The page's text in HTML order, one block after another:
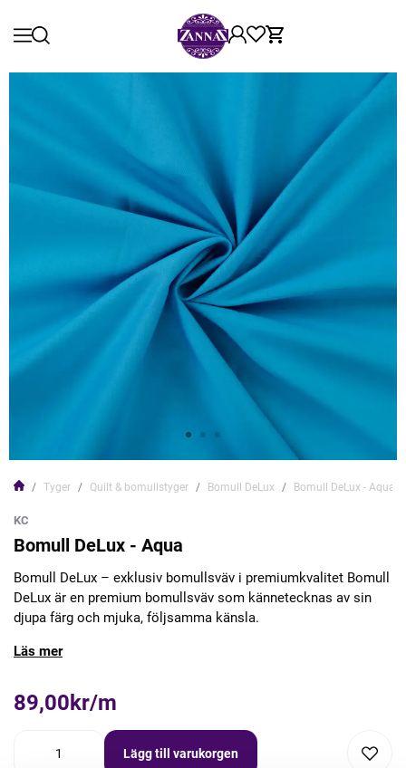
Tyger Quilt & bomullstyger Bomull DeLux Bomull DeLux - Aqua
KC
Bomull DeLux - Aqua
Bomull DeLux – exklusiv bomullsväv i premiumkvalitet Bomull
DeLux är en premium bomullsväv som kännetecknas av sin
djupa färg och mjuka, följsamma känsla.
Läs mer
89,00kr/m
Lägg till varukorgen